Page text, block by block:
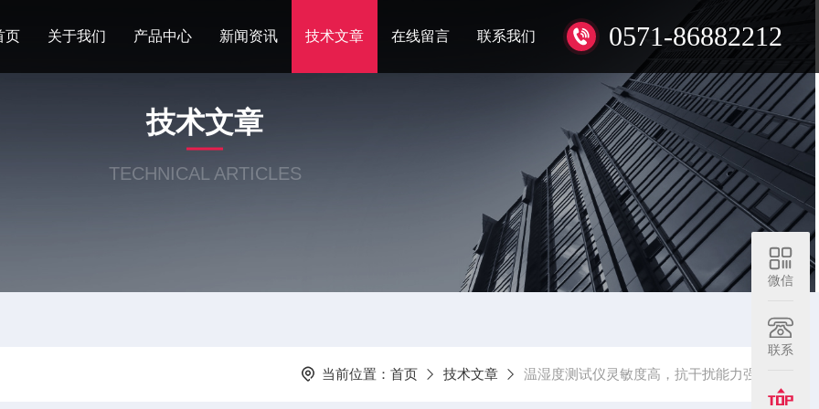
0571-86882212
页 关于我们 产品中心 新闻资讯 技术文章 在线留言 联系我们
技术文章
TECHNICAL ARTICLES
当前位置： 首页 技术文章 温湿度测试仪灵敏度高，抗干扰能力强
微信
联系